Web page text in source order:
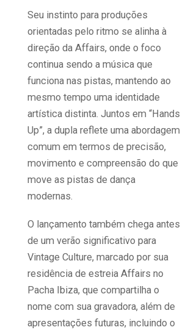
Seu instinto para produções
orientadas pelo ritmo se alinha à
direção da Affairs, onde o foco
continua sendo a música que
funciona nas pistas, mantendo ao
mesmo tempo uma identidade
artística distinta. Juntos em “Hands
Up”, a dupla reflete uma abordagem
comum em termos de precisão,
movimento e compreensão do que
move as pistas de dança
modernas.
O lançamento também chega antes
de um verão significativo para
Vintage Culture, marcado por sua
residência de estreia Affairs no
Pacha Ibiza, que compartilha o
nome com sua gravadora, além de
apresentações futuras, incluindo o